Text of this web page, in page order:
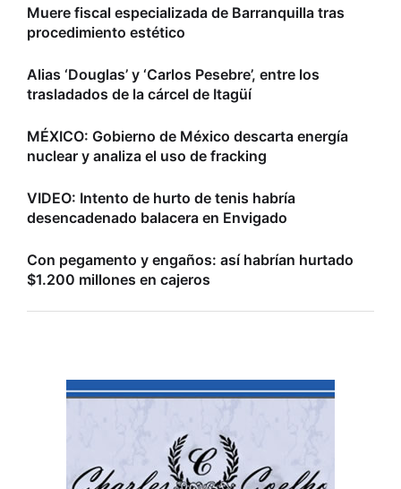
Muere fiscal especializada de Barranquilla tras
procedimiento estético
Alias ‘Douglas’ y ‘Carlos Pesebre’, entre los
trasladados de la cárcel de Itagüí
MÉXICO: Gobierno de México descarta energía
nuclear y analiza el uso de fracking
VIDEO: Intento de hurto de tenis habría
desencadenado balacera en Envigado
Con pegamento y engaños: así habrían hurtado
$1.200 millones en cajeros